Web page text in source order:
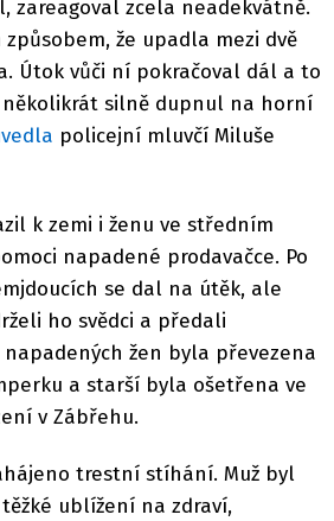
zareagoval zcela neadekvátně.
že upadla mezi dvě
Útok vůči ní pokračoval dál a to
silně dupnul na horní
policejní mluvčí Miluše
k zemi i ženu ve středním
napadené prodavačce. Po
se dal na útěk, ale
ho svědci a předali
žen byla převezena
a starší byla ošetřena ve
v Zábřehu.
trestní stíhání. Muž byl
ublížení na zdraví,